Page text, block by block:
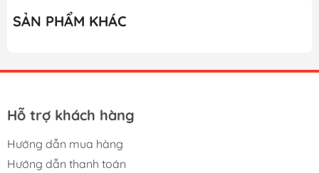
SẢN PHẨM KHÁC
Hỗ trợ khách hàng
Hướng dẫn mua hàng
Hướng dẫn thanh toán